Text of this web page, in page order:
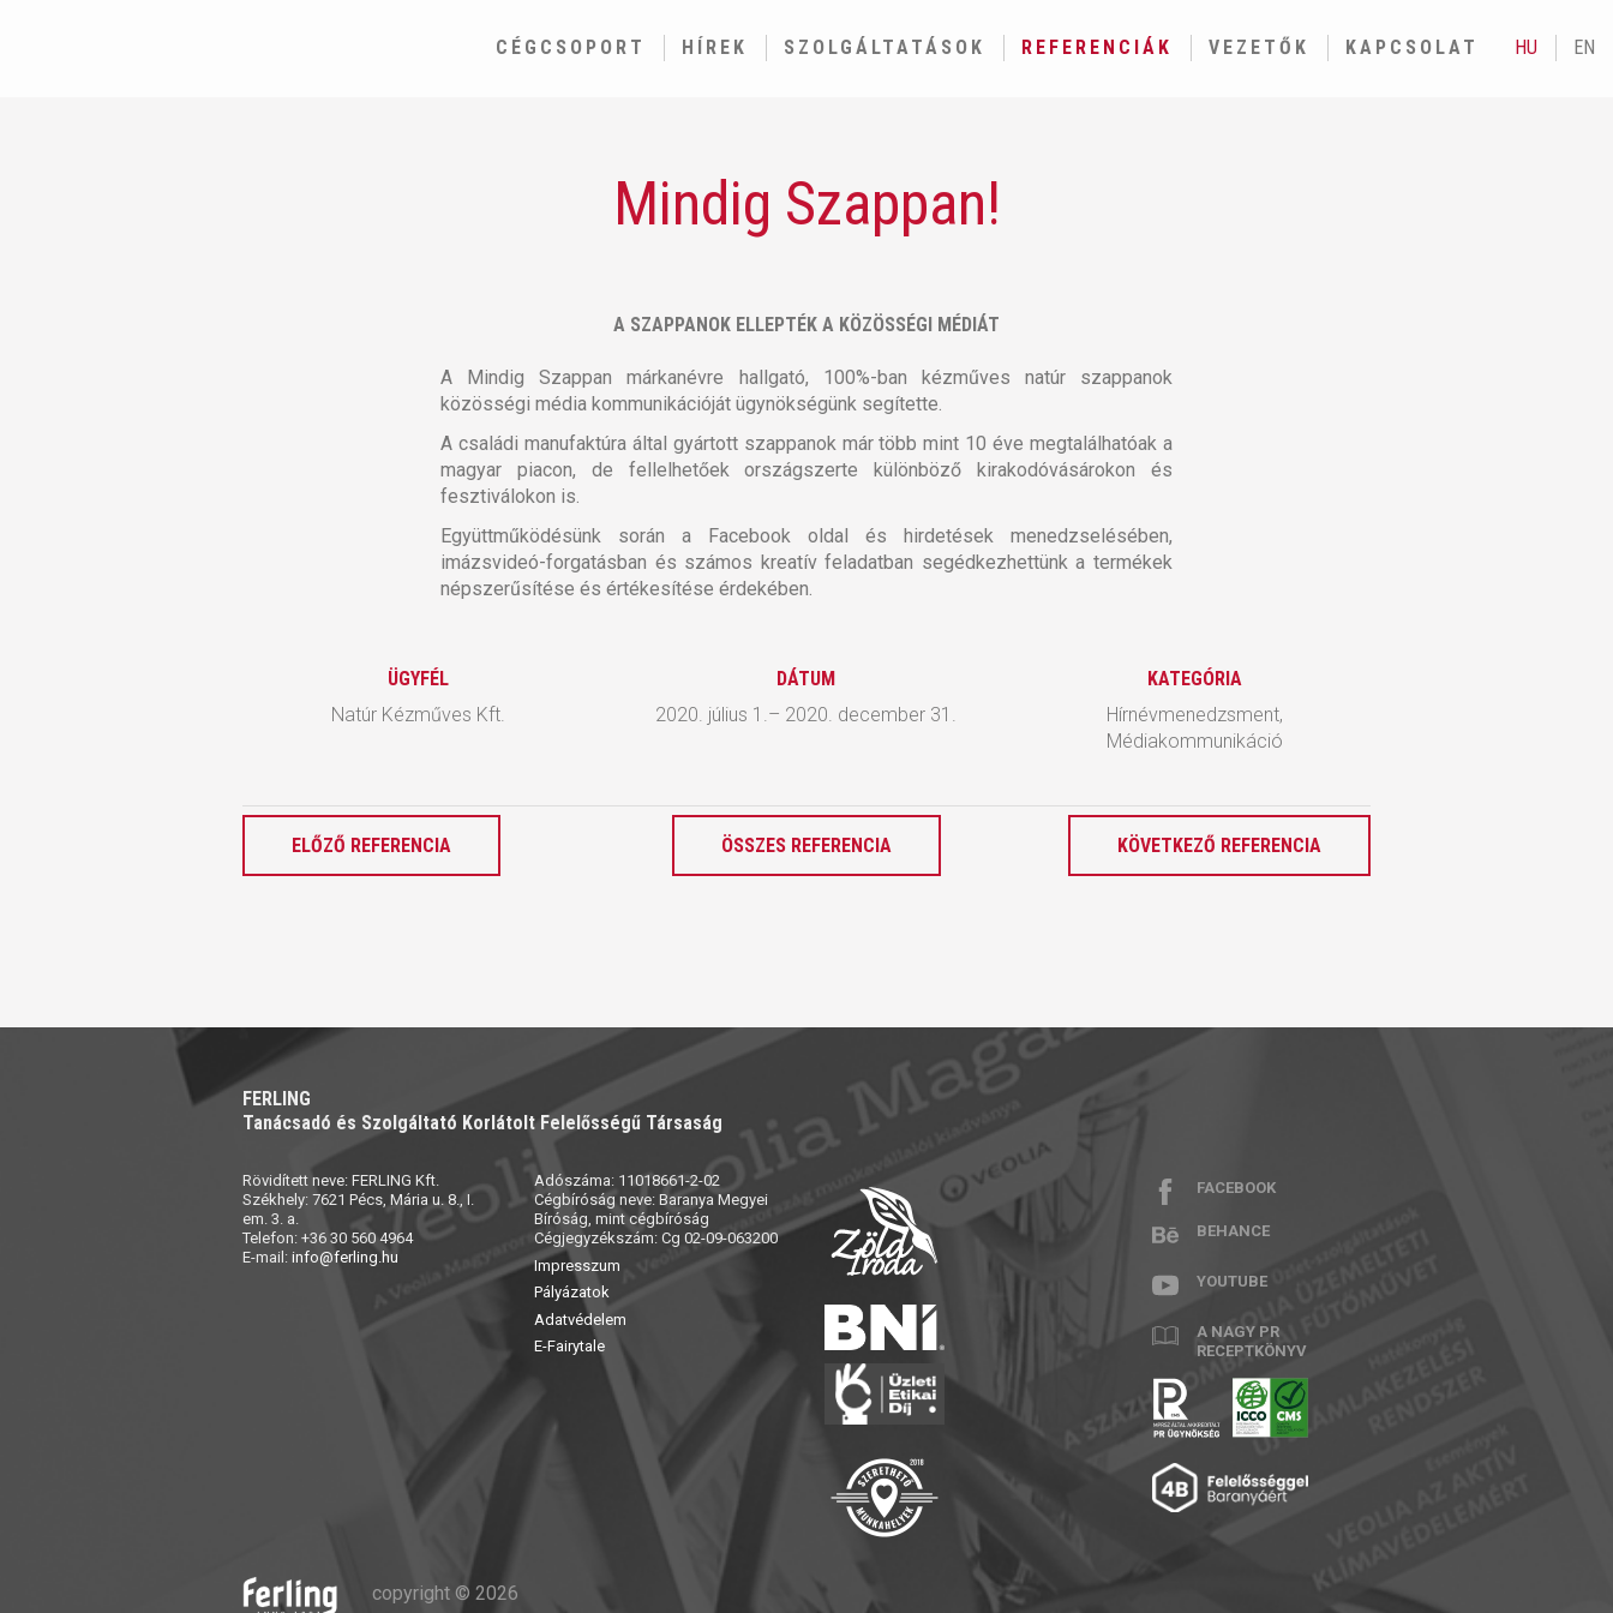
HU EN
CÉGCSOPORT HÍREK SZOLGÁLTATÁSOK REFERENCIÁK VEZETŐK KAPCSOLAT
Mindig Szappan!
A SZAPPANOK ELLEPTÉK A KÖZÖSSÉGI MÉDIÁT
A Mindig Szappan márkanévre hallgató, 100%-ban kézműves natúr szappanok
közösségi média kommunikációját ügynökségünk segítette.
A családi manufaktúra által gyártott szappanok már több mint 10 éve megtalálhatóak a
magyar piacon, de fellelhetőek országszerte különböző kirakodóvásárokon és
fesztiválokon is.
Együttműködésünk során a Facebook oldal és hirdetések menedzselésében,
imázsvideó-forgatásban és számos kreatív feladatban segédkezhettünk a termékek
népszerűsítése és értékesítése érdekében.
ÜGYFÉL
Natúr Kézműves Kft.
DÁTUM
2020. július 1.– 2020. december 31.
KATEGÓRIA
Hírnévmenedzsment,
Médiakommunikáció
ELŐZŐ REFERENCIA ÖSSZES REFERENCIA KÖVETKEZŐ REFERENCIA
FERLING
Tanácsadó és Szolgáltató Korlátolt Felelősségű Társaság
Rövidített neve: FERLING Kft.
Székhely: 7621 Pécs, Mária u. 8., I.
em. 3. a.
Telefon: +36 30 560 4964
E-mail: info@ferling.hu
Adószáma: 11018661-2-02
Cégbíróság neve: Baranya Megyei
Bíróság, mint cégbíróság
Cégjegyzékszám: Cg 02-09-063200
Impresszum
Pályázatok
Adatvédelem
E-Fairytale
FACEBOOK
BEHANCE
YOUTUBE
A NAGY PR
RECEPTKÖNYV
copyright © 2026